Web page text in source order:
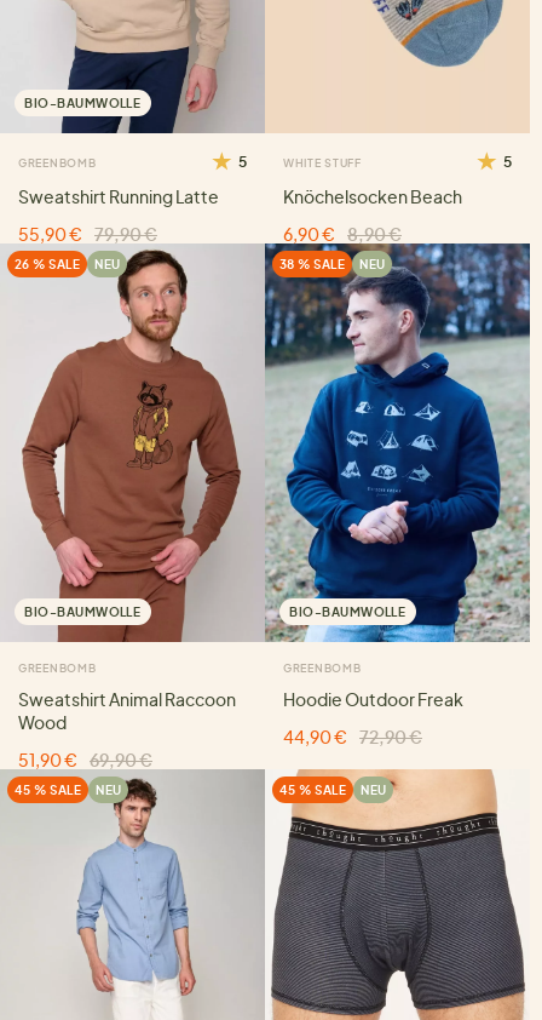
BIO-BAUMWOLLE
GREENBOMB 5
Sweatshirt Running Latte
55,90 €
79,90 €
WHITE STUFF 5
Knöchelsocken Beach
6,90 €
8,90 €
26 % SALE NEU
BIO-BAUMWOLLE
GREENBOMB
Sweatshirt Animal Raccoon
Wood
51,90 €
69,90 €
38 % SALE NEU
BIO-BAUMWOLLE
GREENBOMB
Hoodie Outdoor Freak
44,90 €
72,90 €
45 % SALE NEU 45 % SALE NEU